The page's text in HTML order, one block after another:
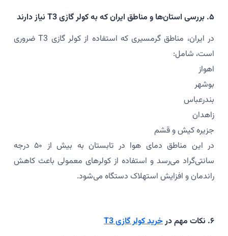
۵. بررسی استان‌ها و مناطق ایران که به کولر گازی T3 نیاز دارند
در ایران، مناطق گرمسیری که استفاده از کولر گازی T3 ضروری
است، شامل:
اهواز
بوشهر
بندرعباس
زاهدان
جزیره کیش و قشم
در این مناطق دمای هوا در تابستان به بیش از ۵۰ درجه
سانتی‌گراد می‌رسد و استفاده از کولرهای معمولی باعث کاهش
راندمان و افزایش استهلاک دستگاه می‌شود.
۶. نکات مهم در
خرید کولر گازی T3